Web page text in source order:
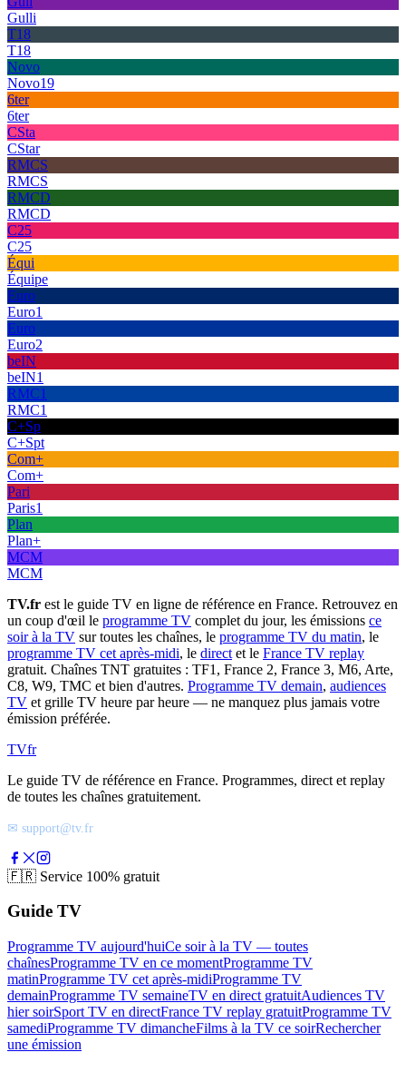
Gulli
T18
T18
Novo
Novo19
6ter
6ter
CSta
CStar
RMCS
RMCS
RMCD
RMCD
C25
C25
Équi
Équipe
Euro
Euro1
Euro
Euro2
beIN
beIN1
RMC1
RMC1
C+Sp
C+Spt
Com+
Com+
Pari
Paris1
Plan
Plan+
MCM
MCM
TV.fr est le guide TV en ligne de référence en France. Retrouvez en
un coup d'œil le programme TV complet du jour, les émissions ce
soir à la TV sur toutes les chaînes, le programme TV du matin, le
programme TV cet après-midi, le direct et le France TV replay
gratuit. Chaînes TNT gratuites : TF1, France 2, France 3, M6, Arte,
C8, W9, TMC et bien d'autres. Programme TV demain, audiences
TV et grille TV heure par heure — ne manquez plus jamais votre
émission préférée.
TVfr
Le guide TV de référence en France. Programmes, direct et replay
de toutes les chaînes gratuitement.
✉ support@tv.fr
🇫🇷 Service 100% gratuit
Guide TV
Programme TV aujourd'huiCe soir à la TV — toutes
chaînesProgramme TV en ce momentProgramme TV
matinProgramme TV cet après-midiProgramme TV
demainProgramme TV semaineTV en direct gratuitAudiences TV
hier soirSport TV en directFrance TV replay gratuitProgramme TV
samediProgramme TV dimancheFilms à la TV ce soirRechercher
une émission